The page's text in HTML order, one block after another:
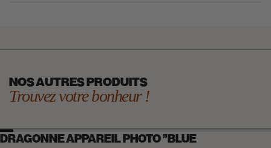
NOS AUTRES PRODUITS
Trouvez votre bonheur !
DRAGONNE APPAREIL PHOTO "BLUE